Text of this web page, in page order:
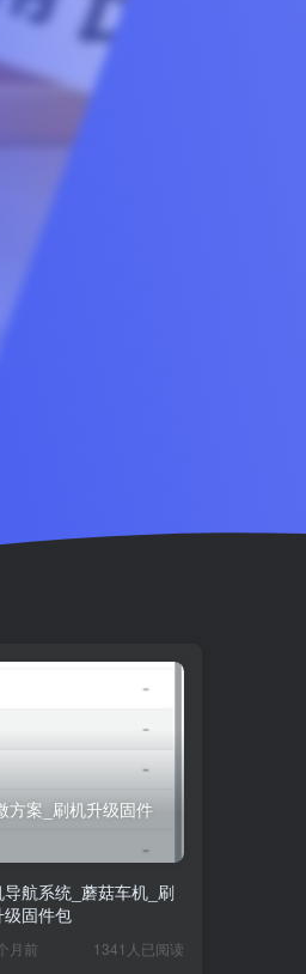
方案_刷机升级固件
导航系统_蘑菇车机_刷
级固件包
月前 1341人已阅读